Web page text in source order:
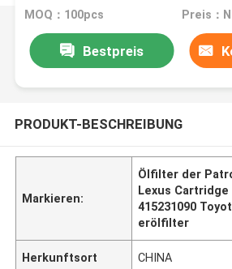
MOQ：100pcs Preis：
Bestpreis
PRODUKT-BESCHREIBUNG
Markieren:
Ölfilter der
Lexus
415231090
erölfilter
Herkunftsort CHINA